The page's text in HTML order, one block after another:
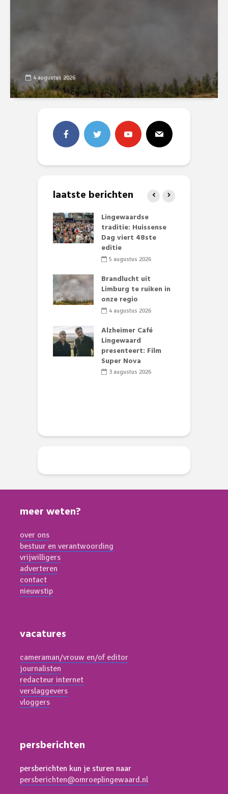
4 augustus 2026
laatste berichten
Lingewaardse
traditie: Huissense
Dag viert 48ste
editie
5 augustus 2026
Brandlucht uit
Limburg te ruiken in
onze regio
4 augustus 2026
Alzheimer Café
Lingewaard
presenteert: Film
Super Nova
3 augustus 2026
meer weten?
over ons
bestuur en verantwoording
vrijwilligers
adverteren
contact
nieuwstip
vacatures
cameraman/vrouw en/of editor
journalisten
redacteur internet
verslaggevers
vloggers
persberichten
persberichten kun je sturen naar
persberichten@omroeplingewaard.nl